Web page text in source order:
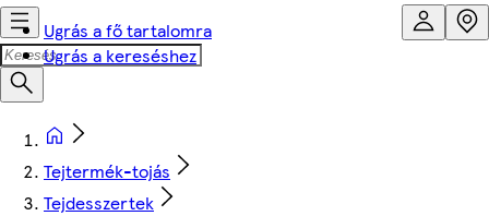
Ugrás a fő tartalomra
Ugrás a kereséshez
Tejtermék-tojás
Tejdesszertek